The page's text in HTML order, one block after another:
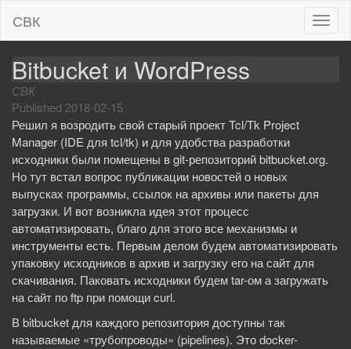
T
o
v
i
n
СВК
Bitbucket и WordPress
СВК
Published 2018-02-15
Решил я возродить свой старый проект Tcl/Tk Project
Manager (IDE для tcl/tk) и для удобства разработки
исходники были помещены в git-репозиторий bitbucket.org.
Но тут встал вопрос публикации новостей о новых
выпусках программы, ссылок на архивы или пакеты для
загрузки. И вот возникла идея этот процесс
автоматизировать, благо для этого все механизмы и
инструменты есть. Первым делом будем автоматизировать
упаковку исходников в архив и загрузку его на сайт для
скачивания. Паковать исходники будем tar-ом а загружать
на сайт по ftp при помощи curl.
В bitbucket для каждого репозитория доступны так
называемые «трубопроводы» (pipelines). Это docker-